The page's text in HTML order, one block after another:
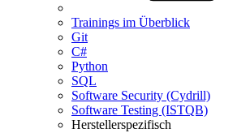
Trainings im Überblick
Git
C#
Python
SQL
Software Security (Cydrill)
Software Testing (ISTQB)
Herstellerspezifisch